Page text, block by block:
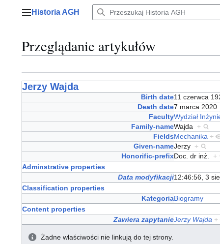
Menu główne
Historia AGH
Przeglądanie artykułów
Jerzy Wajda
Birth date11 czerwca
Death date7 marca
FacultyWydział
Family-nameWajda +
FieldsMechanika +
Given-nameJerzy +
Honorific-prefixDoc. dr inż. +
Adminstrative properties
Data modyfikacji12:46:56, 3
Classification properties
KategoriaBiogramy
Content properties
Zawiera zapytanieJerzy Wajda +
Żadne właściwości nie linkują do tej strony.